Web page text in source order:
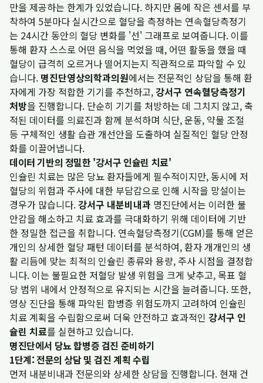
만을 제공하는 한계가 있었습니다. 하지만 몸에 작은 센서를 부
착하여 5분마다 실시간으로 혈당을 측정하는 연속혈당측정기
는 24시간 동안의 혈당 변화를 '선' 그래프로 보여줍니다. 이를
통해 환자 스스로 어떤 음식을 먹었을 때, 어떤 활동을 했을 때
혈당이 급격히 오르거나 떨어지는지 직관적으로 파악할 수 있
습니다. 명진단영상의학과의원에서는 전문적인 상담을 통해 환
자에게 가장 적합한 기기를 추천하고,강서구 연속혈당측정기
처방을 진행합니다. 단순히 기기를 처방하는 데 그치지 않고, 축
적된 데이터를 의료진과 함께 분석하며 식단, 운동, 약물 조절
등 구체적인 생활 습관 개선안을 도출하여 실질적인 혈당 안정
화를 이끌어냅니다.
데이터 기반의 정밀한 '강서구 인슐린 치료'
인슐린 치료는 많은 당뇨 환자들에게 필수적이지만, 동시에 저
혈당의 위험과 주사에 대한 부담감으로 인해 시작을 망설이는
경우가 많습니다.강서구 내분비내과 명진단에서는 이러한 불
안감을 해소하고 치료 효과를 극대화하기 위해 데이터에 기반
한 정밀한 접근을 취합니다. 연속혈당측정기(CGM)를 통해 얻은
개인의 상세한 혈당 패턴 데이터를 분석하여, 환자 개개인의 생
활 리듬에 맞는 최적의 인슐린 종류와 용량, 주사 시점을 결정합
니다. 이는 불필요한 저혈당 발생 위험을 크게 낮추고, 목표 혈
당 범위 내에서 안정적으로 유지되는 시간을 늘려줍니다. 또한,
영상 진단을 통해 파악된 합병증 위험도까지 고려하여 인슐린
치료 계획을 수립함으로써 더욱 안전하고 효과적인 강서구 인
슐린 치료를 실현하고 있습니다.
명진단에서 당뇨 합병증 검진 준비하기
1단계: 전문의 상담 및 검진 계획 수립
먼저 내분비내과 전문의와 상세한 상담을 진행합니다. 현재 건